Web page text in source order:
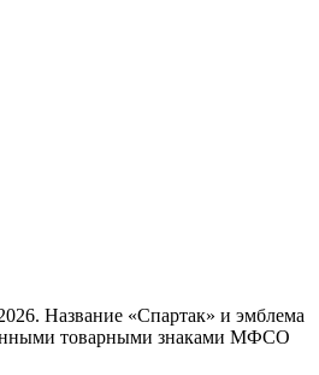
Название «Спартак» и эмблема
товарными знаками МФСО